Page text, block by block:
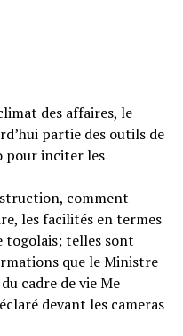
des affaires, le
partie des outils de
pour inciter les
comment
les facilités en termes
togolais; telles sont
que le Ministre
cadre de vie Me
devant les cameras